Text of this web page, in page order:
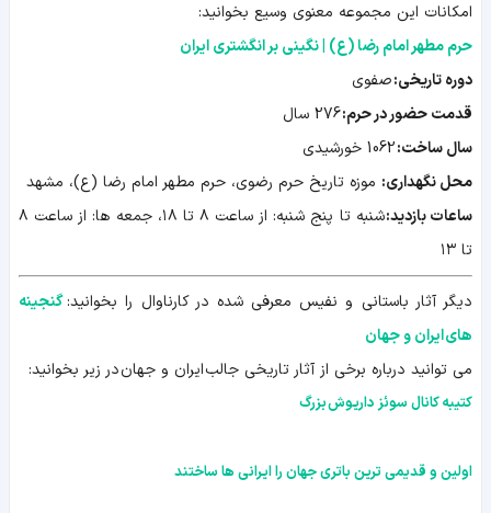
امکانات این مجموعه معنوی وسیع بخوانید:
حرم مطهر امام رضا (ع) | نگینی بر انگشتری ایران
دوره تاریخی:صفوی
قدمت حضور در حرم:
سال ساخت:
محل نگهداری: موزه تاریخ حرم رضوی، حرم مطهر امام رضا (ع)، مشهد
ساعات بازدید:
شنبه تا پنج شنبه: از ساعت ۸ تا ۱۸، جمعه ها: از ساعت ۸
تا ۱۳
دیگر آثار باستانی و نفیس معرفی شده در کارناوال را بخوانید:گنجینه
های ایران و جهان
می توانید درباره برخی از آثار تاریخی جالب ایران و جهان در زیر بخوانید:
کتیبه کانال سوئز داریوش بزرگ
اولین و قدیمی ترین باتری جهان را ایرانی ها ساختند